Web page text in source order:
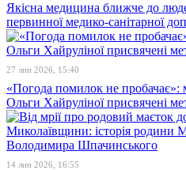
Якісна медицина ближче до
первинної медико-санітарної
27 лип 2026, 15:40
«Погода помилок не пробачає»:
Ольги Хайруліної присвячені
14 лип 2026, 16:55